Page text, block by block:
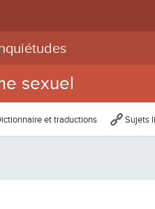
sexuel
et traductions Sujets